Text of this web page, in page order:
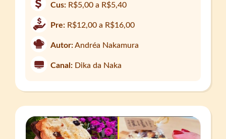
Cus: R$5,00 a R$5,40
Pre: R$12,00 a R$16,00
Autor:Andréa Nakamura
Canal: Dika da Naka